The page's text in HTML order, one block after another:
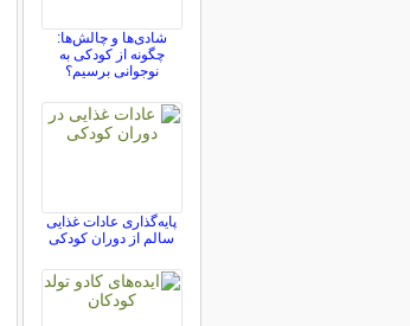
شادی‌ها و چالش‌ها:
چگونه از کودکی به
نوجوانی برسیم؟
پایه‌گذاری عادات غذایی
سالم از دوران کودکی